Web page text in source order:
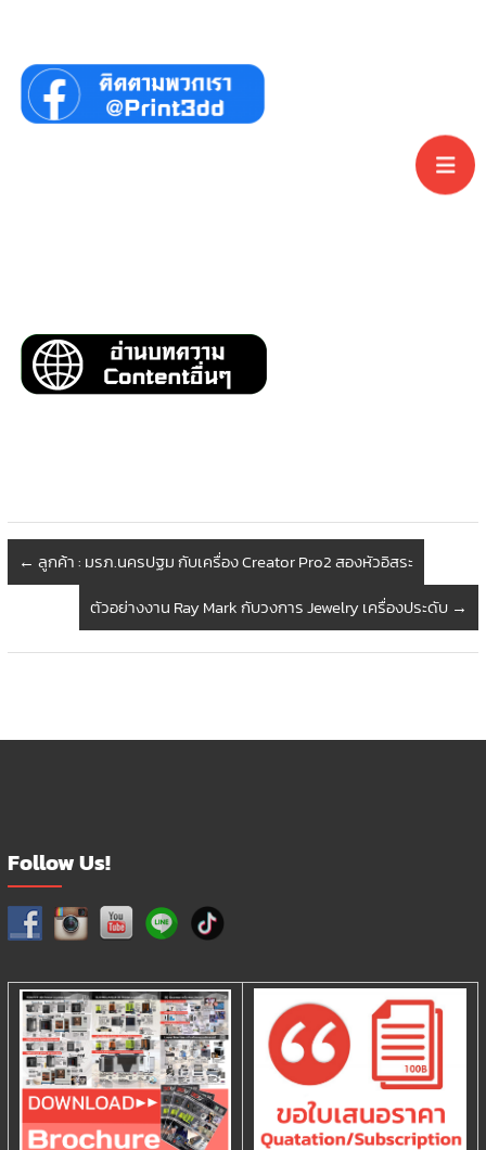
← ลูกค้า : มรภ.นครปฐม กับเครื่อง Creator Pro2 สองหัวอิสระ
ตัวอย่างงาน Ray Mark กับวงการ Jewelry เครื่องประดับ →
Follow Us!